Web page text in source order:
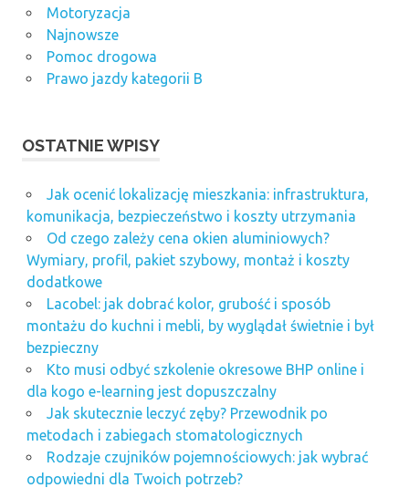
Motoryzacja
Najnowsze
Pomoc drogowa
Prawo jazdy kategorii B
OSTATNIE WPISY
Jak ocenić lokalizację mieszkania: infrastruktura,
komunikacja, bezpieczeństwo i koszty utrzymania
Od czego zależy cena okien aluminiowych?
Wymiary, profil, pakiet szybowy, montaż i koszty
dodatkowe
Lacobel: jak dobrać kolor, grubość i sposób
montażu do kuchni i mebli, by wyglądał świetnie i był
bezpieczny
Kto musi odbyć szkolenie okresowe BHP online i
dla kogo e-learning jest dopuszczalny
Jak skutecznie leczyć zęby? Przewodnik po
metodach i zabiegach stomatologicznych
Rodzaje czujników pojemnościowych: jak wybrać
odpowiedni dla Twoich potrzeb?